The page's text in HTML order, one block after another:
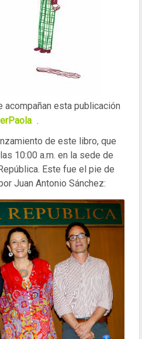
acompañan esta publicación
.
de este libro, que
10:00 a.m. en la sede de
Este fue el pie de
Juan Antonio Sánchez: